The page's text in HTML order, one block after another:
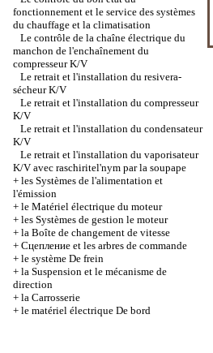
fonctionnement et le service des systèmes
du chauffage et la climatisation
Le contrôle de la chaîne électrique du
manchon de l'enchaînement du
compresseur K/V
Le retrait et l'installation du resivera-
sécheur K/V
Le retrait et l'installation du compresseur
K/V
Le retrait et l'installation du condensateur
K/V
Le retrait et l'installation du vaporisateur
K/V avec raschiritel'nym par la soupape
+ les Systèmes de l'alimentation et
l'émission
+ le Matériel électrique du moteur
+ les Systèmes de gestion le moteur
+ la Boîte de changement de vitesse
+ Cцепление et les arbres de commande
+ le système De frein
+ la Suspension et le mécanisme de
direction
+ la Carrosserie
+ le matériel électrique De bord